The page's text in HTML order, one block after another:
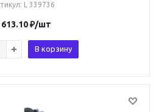
: L 339736
613.10₽/шт
В корзину